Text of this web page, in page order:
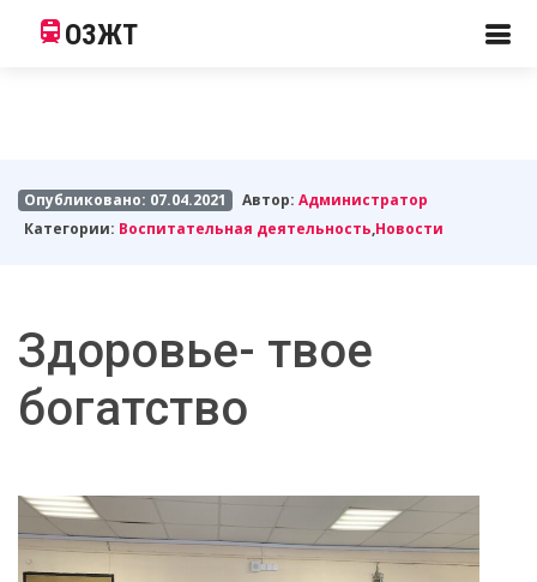
ОЗЖТ
Опубликовано: 07.04.2021 Автор:Администратор
Категории: Воспитательная деятельность,Новости
Здоровье- твое
богатство